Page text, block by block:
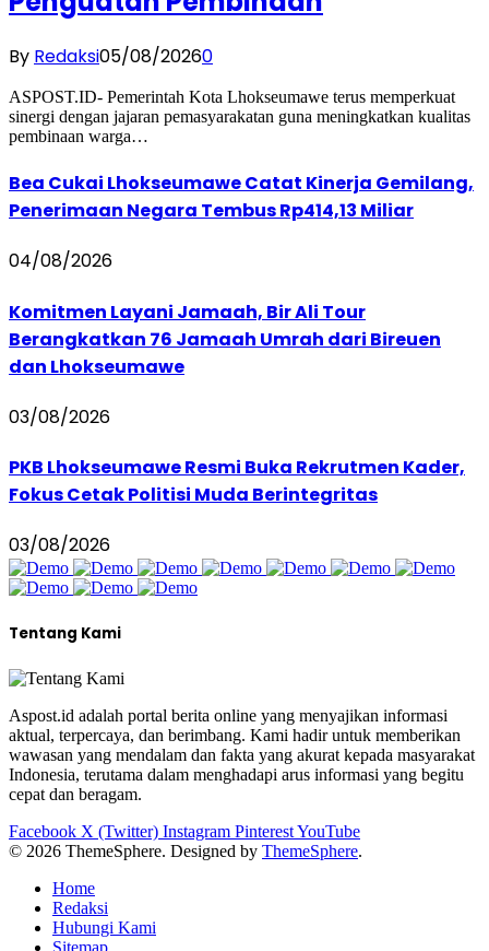
By Redaksi05/08/20260
ASPOST.ID- Pemerintah Kota Lhokseumawe terus memperkuat
sinergi dengan jajaran pemasyarakatan guna meningkatkan kualitas
pembinaan warga…
Bea Cukai Lhokseumawe Catat Kinerja Gemilang,
Penerimaan Negara Tembus Rp414,13 Miliar
04/08/2026
Komitmen Layani Jamaah, Bir Ali Tour
Berangkatkan 76 Jamaah Umrah dari Bireuen
dan Lhokseumawe
03/08/2026
PKB Lhokseumawe Resmi Buka Rekrutmen Kader,
Fokus Cetak Politisi Muda Berintegritas
03/08/2026
Tentang Kami
Aspost.id adalah portal berita online yang menyajikan informasi
aktual, terpercaya, dan berimbang. Kami hadir untuk memberikan
wawasan yang mendalam dan fakta yang akurat kepada masyarakat
Indonesia, terutama dalam menghadapi arus informasi yang begitu
cepat dan beragam.
Facebook X (Twitter) Instagram PinterestYouTube
© 2026 ThemeSphere. Designed by ThemeSphere.
Home
Redaksi
Hubungi Kami
Sitemap